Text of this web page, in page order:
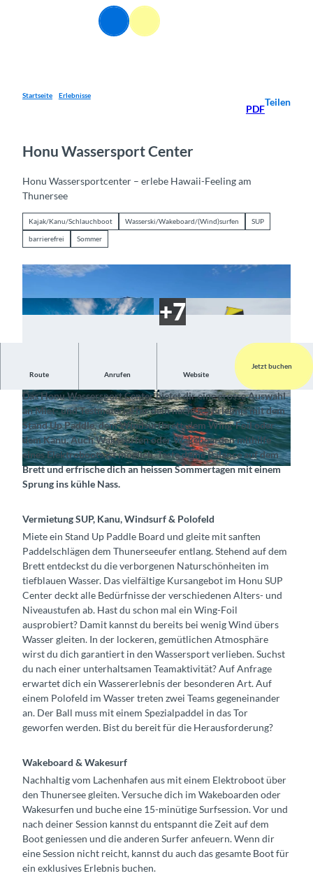
Suche Menü
Startseite Erlebnisse
PDF
Teilen
Honu Wassersport Center
Honu Wassersportcenter – erlebe Hawaii-Feeling am
Thunersee
Kajak/Kanu/Schlauchboot Wasserski/Wakeboard/(Wind)surfen SUP
barrierefrei Sommer
© CC-BY-NC
©CC-BY-SA
© Honu Wassersportcenter, Interlaken Tourism
us |CC-BY-SA
Route Anrufen Website
Jetzt buchen
Bewege dich auf dem Wasser und entspanne dich am Ufer
Das Honu Wassersport Center bietet dir eine grosse Auswahl
an Miet- und Testmaterial für dein nächstes Erlebnis mit dem
Stand Up Paddle, dem Windsurfbrett, dem Wing-Foil oder
dem Kanu. Auch Wakesurfen oder Wakeboarden mithilfe
eines Elektroboots ist möglich. Teste deine Balance auf dem
Brett und erfrische dich an heissen Sommertagen mit einem
Sprung ins kühle Nass.
Vermietung SUP, Kanu, Windsurf & Polofeld
Miete ein Stand Up Paddle Board und gleite mit sanften
Paddelschlägen dem Thunerseeufer entlang. Stehend auf dem
Brett entdeckst du die verborgenen Naturschönheiten im
tiefblauen Wasser. Das vielfältige Kursangebot im Honu SUP
Center deckt alle Bedürfnisse der verschiedenen Alters- und
Niveaustufen ab. Hast du schon mal ein Wing-Foil
ausprobiert? Damit kannst du bereits bei wenig Wind übers
Wasser gleiten. In der lockeren, gemütlichen Atmosphäre
wirst du dich garantiert in den Wassersport verlieben. Suchst
du nach einer unterhaltsamen Teamaktivität? Auf Anfrage
erwartet dich ein Wassererlebnis der besonderen Art. Auf
einem Polofeld im Wasser treten zwei Teams gegeneinander
an. Der Ball muss mit einem Spezialpaddel in das Tor
geworfen werden. Bist du bereit für die Herausforderung?
Wakeboard & Wakesurf
Nachhaltig vom Lachenhafen aus mit einem Elektroboot über
den Thunersee gleiten. Versuche dich im Wakeboarden oder
Wakesurfen und buche eine 15-minütige Surfsession. Vor und
nach deiner Session kannst du entspannt die Zeit auf dem
Boot geniessen und die anderen Surfer anfeuern. Wenn dir
eine Session nicht reicht, kannst du auch das gesamte Boot für
ein exklusives Erlebnis buchen.